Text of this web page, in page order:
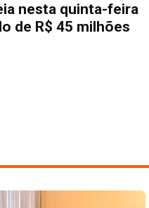
nesta quinta-feira
de R$ 45 milhões